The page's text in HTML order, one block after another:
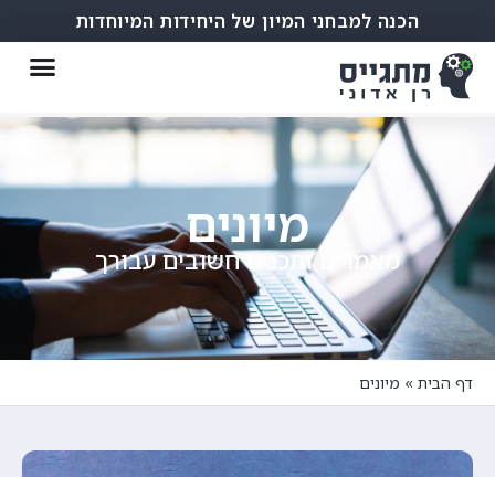
הכנה למבחני המיון של היחידות המיוחדות
מיונים
מאמרים ותכנים חשובים עבורך
דף הבית » מיונים